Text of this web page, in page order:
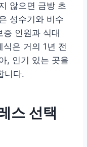
않으면 금방 초
성수기와 비수
인원과 식대
은 거의 1년 전
, 인기 있는 곳을
니다.
스 선택